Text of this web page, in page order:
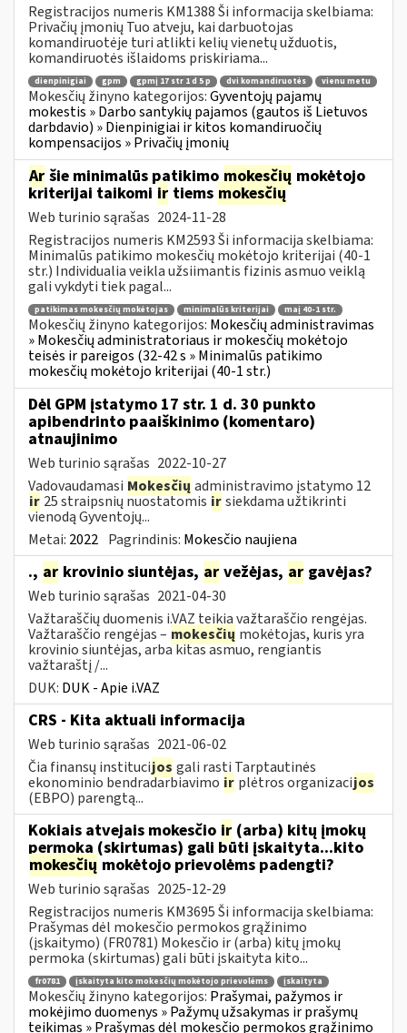
Registracijos numeris KM1388 Ši informacija skelbiama:
Privačių įmonių Tuo atveju, kai darbuotojas
komandiruotėje turi atlikti kelių vienetų užduotis,
komandiruotės išlaidoms priskiriama...
dienpinigiai gpm gpmį 17 str 1 d 5 p dvi komandiruotės vienu metu
Mokesčių žinyno kategorijos:Gyventojų pajamų
mokestis » Darbo santykių pajamos (gautos iš Lietuvos
darbdavio) » Dienpinigiai ir kitos komandiruočių
kompensacijos » Privačių įmonių
Ar šie minimalūs patikimo mokesčių mokėtojo
kriterijai taikomi ir tiems mokesčių
Web turinio sąrašas 2024-11-28
Registracijos numeris KM2593 Ši informacija skelbiama:
Minimalūs patikimo mokesčių mokėtojo kriterijai (40-1
str.) Individualia veikla užsiimantis fizinis asmuo veiklą
gali vykdyti tiek pagal...
patikimas mokesčių mokėtojas minimalūs kriterijai maį 40-1 str.
Mokesčių žinyno kategorijos: Mokesčių administravimas
» Mokesčių administratoriaus ir mokesčių mokėtojo
teisės ir pareigos (32-42 s » Minimalūs patikimo
mokesčių mokėtojo kriterijai (40-1 str.)
Dėl GPM įstatymo 17 str. 1 d. 30 punkto
apibendrinto paaiškinimo (komentaro)
atnaujinimo
Web turinio sąrašas 2022-10-27
Vadovaudamasi Mokesčių administravimo įstatymo 12
ir 25 straipsnių nuostatomis irsiekdama užtikrinti
vienodą Gyventojų...
Metai: 2022 Pagrindinis: Mokesčio naujiena
., ar krovinio siuntėjas, ar vežėjas, ar gavėjas?
Web turinio sąrašas 2021-04-30
Važtaraščių duomenis i.VAZ teikia važtaraščio rengėjas.
Važtaraščio rengėjas – mokesčių mokėtojas, kuris yra
krovinio siuntėjas, arba kitas asmuo, rengiantis
važtaraštį /...
DUK: DUK - Apie i.VAZ
CRS - Kita aktuali informacija
Web turinio sąrašas 2021-06-02
Čia finansų institucijos gali rasti Tarptautinės
ekonominio bendradarbiavimo ir plėtros organizacijos
(EBPO) parengtą...
Kokiais atvejais mokesčio ir (arba) kitų įmokų
permoka (skirtumas) gali būti įskaityta...kito
mokesčių mokėtojo prievolėms padengti?
Web turinio sąrašas 2025-12-29
Registracijos numeris KM3695 Ši informacija skelbiama:
Prašymas dėl mokesčio permokos grąžinimo
(įskaitymo) (FR0781) Mokesčio ir (arba) kitų įmokų
permoka (skirtumas) gali būti įskaityta kito...
fr0781 įskaityta kito mokesčių mokėtojo prievolėms įskaityta
Mokesčių žinyno kategorijos: Prašymai, pažymos ir
mokėjimo duomenys » Pažymų užsakymas ir prašymų
teikimas » Prašymas dėl mokesčio permokos grąžinimo